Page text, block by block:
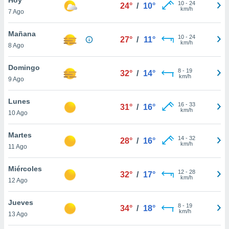
en
más
nuestra
de
cookies
aceptar
7 Ago
24° / 10° 10- 24
km/h
Mañana
8 Ago
27° / 11° 10- 24
km/h
Domingo
9 Ago
32° / 14° 8- 19
km/h
Lunes
10 Ago
31° / 16° 16- 33
km/h
Martes
11 Ago
28° / 16° 14- 32
km/h
Miércoles
12 Ago
32° / 17° 12- 28
km/h
Jueves
13 Ago
34° / 18° 8- 19
km/h